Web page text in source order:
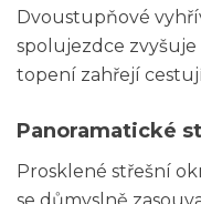
Dvoustupňové
spolujezdce
topení zahřejí
Panoramatické
Prosklené střešní